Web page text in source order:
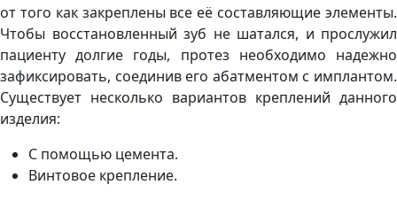
от того как закреплены все её составляющие элементы.
Чтобы восстановленный зуб не шатался, и прослужил
пациенту долгие годы, протез необходимо надежно
зафиксировать, соединив его абатментом с имплантом.
Существует несколько вариантов креплений данного
изделия:
С помощью цемента.
Винтовое крепление.